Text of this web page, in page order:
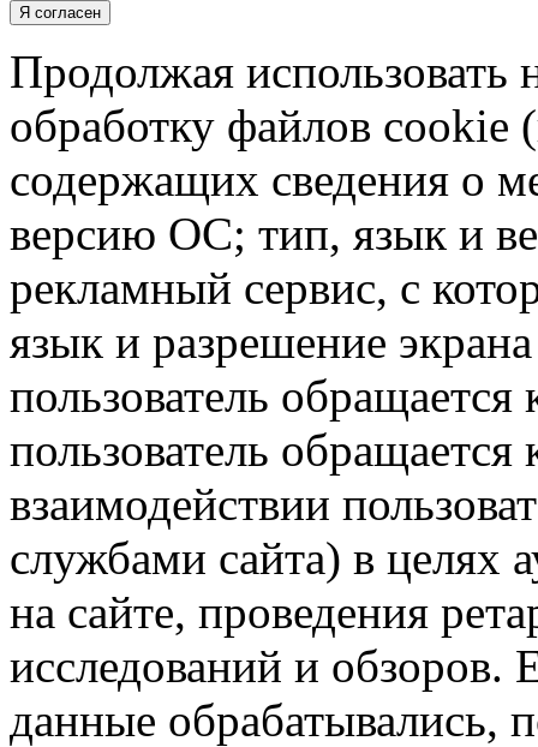
Я согласен
Продолжая использовать
обработку файлов cookie
содержащих сведения о
версию ОС; тип, язык и
рекламный сервис, с
язык и разрешение
пользователь обращается
пользователь обращается
взаимодействии
службами сайта) в целях
на сайте, проведения
исследований и обзоров.
данные обрабатывались,